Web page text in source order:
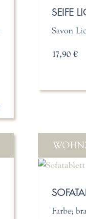
SEIFE
Savon
17,90 €
Farbe;